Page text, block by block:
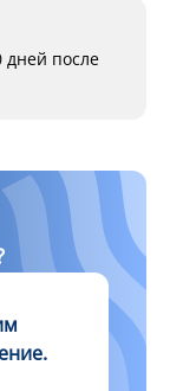
дней после